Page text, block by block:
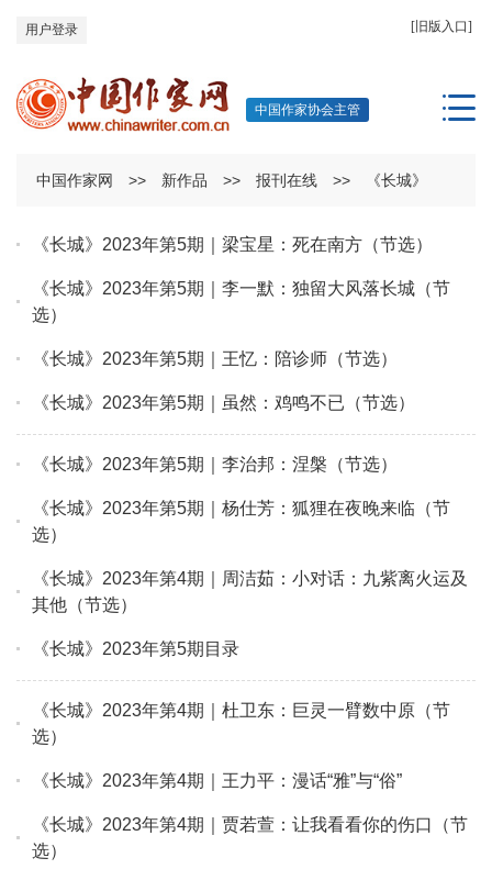
[旧版入口]
用户登录
中国作家协会主管
中国作家网 >> 新作品 >> 报刊在线 >> 《长城》
《长城》2023年第5期｜梁宝星：死在南方（节选）
《长城》2023年第5期｜李一默：独留大风落长城（节
选）
《长城》2023年第5期｜王忆：陪诊师（节选）
《长城》2023年第5期｜虽然：鸡鸣不已（节选）
《长城》2023年第5期｜李治邦：涅槃（节选）
《长城》2023年第5期｜杨仕芳：狐狸在夜晚来临（节
选）
《长城》2023年第4期｜周洁茹：小对话：九紫离火运及
其他（节选）
《长城》2023年第5期目录
《长城》2023年第4期｜杜卫东：巨灵一臂数中原（节
选）
《长城》2023年第4期｜王力平：漫话“雅”与“俗”
《长城》2023年第4期｜贾若萱：让我看看你的伤口（节
选）